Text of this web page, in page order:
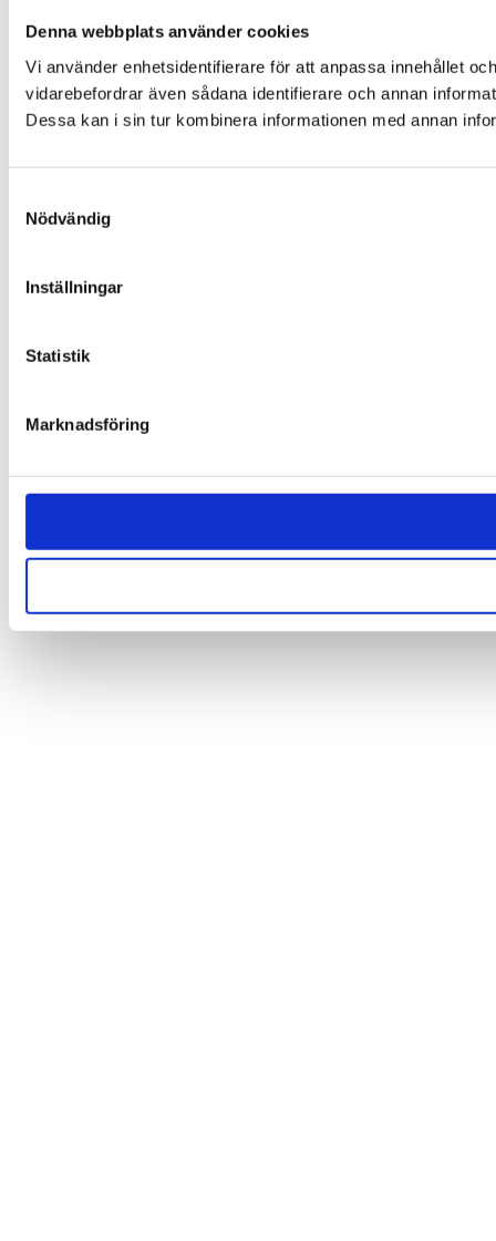
Denna webbplats använder cookies
Vi använder enhetsidentifierare för att anpassa innehållet
vidarebefordrar även sådana identifierare och annan
Dessa kan i sin tur kombinera informationen med annan
Nödvändig
Inställningar
Statistik
Marknadsföring